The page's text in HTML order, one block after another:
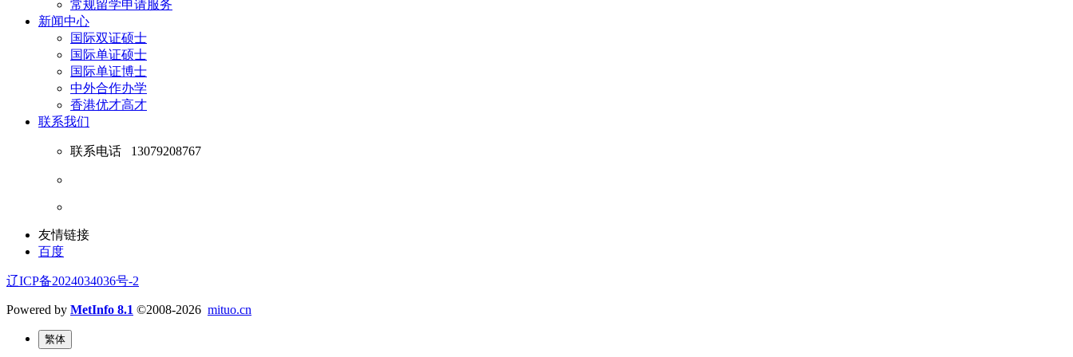
常规留学申请服务
新闻中心
国际双证硕士
国际单证硕士
国际单证博士
中外合作办学
香港优才高才
联系我们
联系电话 13079208767
友情链接
百度
辽ICP备2024034036号-2
Powered by MetInfo 8.1 ©2008-2026 mituo.cn
繁体